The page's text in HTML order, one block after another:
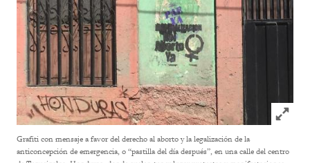
Click
Grafiti con mensaje a favor del derecho al aborto y la legalización de la
anticoncepción de emergencia, o “pastilla del día después”, en una calle del centro